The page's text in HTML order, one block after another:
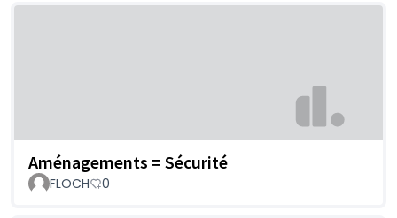
Aménagements = Sécurité
FLOCH 0